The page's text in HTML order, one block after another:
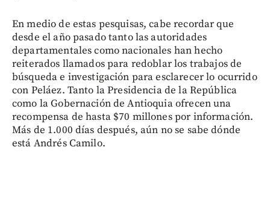
En medio de estas pesquisas, cabe recordar que
desde el año pasado tanto las autoridades
departamentales como nacionales han hecho
reiterados llamados para redoblar los trabajos de
búsqueda e investigación para esclarecer lo ocurrido
con Peláez. Tanto la Presidencia de la República
como la Gobernación de Antioquia ofrecen una
recompensa de hasta $70 millones por información.
Más de 1.000 días después, aún no se sabe dónde
está Andrés Camilo.